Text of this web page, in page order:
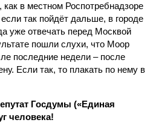
в местном Роспотребнадзоре
так пойдёт дальше, в городе
уже отвечать перед Москвой
пошли слухи, что Моор
последние недели – после
Если так, то плакать по нему в
Госдумы («Единая
человека!